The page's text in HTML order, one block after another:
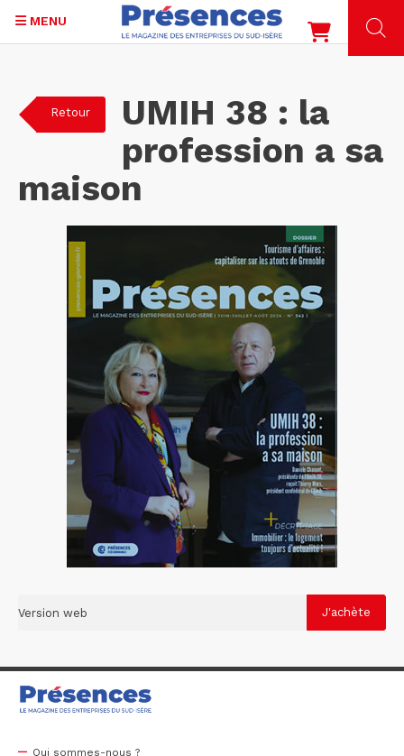
contenu
principal
MENU
Retour
UMIH 38 : la
profession a sa
maison
Version web
Qui sommes-nous ?